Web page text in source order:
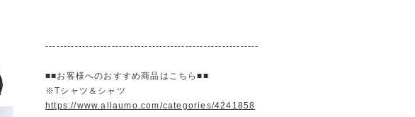
----------------------------------------------------------
■■お客様へのおすすめ商品はこちら■■
※Tシャツ＆シャツ
https://www.allaumo.com/categories/4241858